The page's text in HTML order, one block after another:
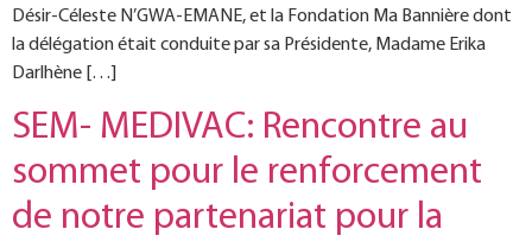
Désir-Céleste N’GWA-EMANE, et la Fondation Ma Bannière dont
la délégation était conduite par sa Présidente, Madame Erika
Darlhène […]
SEM- MEDIVAC: Rencontre au
sommet pour le renforcement
de notre partenariat pour la